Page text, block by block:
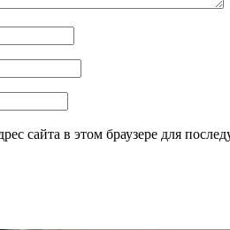
сайта в этом браузере для